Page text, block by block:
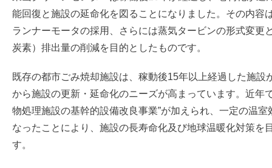
能回復と施設の延命化を図ることになりました。その内
ランナーモータの採用、さらには蒸気タービンの形式変
炭素）排出量の削減を目的としたものです。
既存の都市ごみ焼却施設は、稼動後15年以上経過した施
から施設の更新・延命化のニーズが高まっています。近年
物処理施設の基幹的設備改良事業”が加えられ、一定の温
なったことにより、施設の長寿命化及び地球温暖化対策
す。